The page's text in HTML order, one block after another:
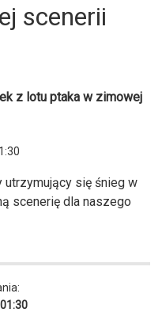
scenerii
z lotu ptaka w zimowej
się śnieg w
scenerię dla naszego